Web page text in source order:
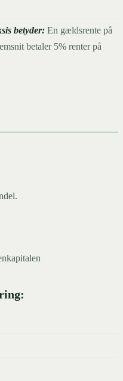
betyder: En gældsrente på
betaler 5% renter på